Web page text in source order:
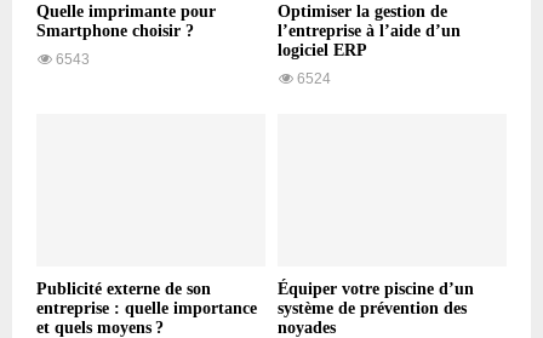
Quelle imprimante pour
Smartphone choisir ?
6543
Optimiser la gestion de
l’entreprise à l’aide d’un
logiciel ERP
6524
Publicité externe de son
entreprise : quelle importance
et quels moyens ?
Équiper votre piscine d’un
système de prévention des
noyades